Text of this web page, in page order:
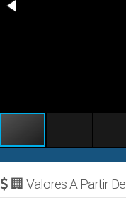
🏢 Valores A Partir De